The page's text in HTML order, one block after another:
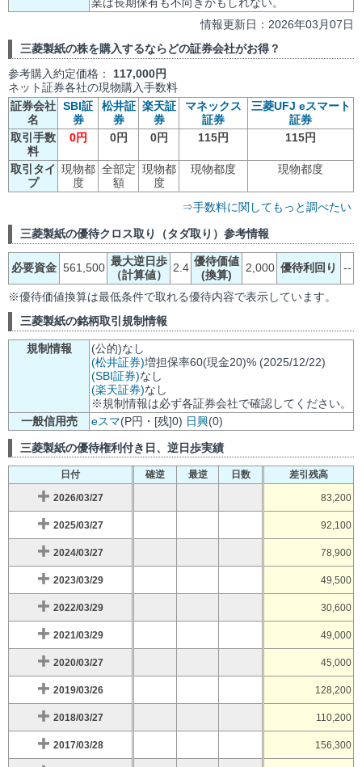
情報更新日：2026年03月07日
三菱製紙の株を購入するならどの証券会社がお得？
参考購入約定価格： 117,000円
ネット証券各社の現物購入手数料
証券会社
名
SBI証
券
松井証
券
楽天証
券
マネックス
証券
三菱UFJ eスマート
証券
取引手数
料
0円 0円 0円 115円 115円
取引タイ
プ
現物都
度
全部定
額
現物都
度
現物都度 現物都度
⇒手数料に関してもっと調べたい
三菱製紙の優待クロス取り（タダ取り）参考情報
必要資金 561,500 最大逆日歩
（計算値）
2.4 優待価値
(換算)
2,000 優待利回り --
※優待価値換算は最低条件で取れる優待内容で表示しています。
三菱製紙の銘柄取引規制情報
規制情報
(公的)なし
(松井証券)増担保率60(現金20)% (2025/12/22)
(SBI証券)なし
(楽天証券)なし
※規制情報は必ず各証券会社で確認してください。
一般信用売
eスマ(P円・[残]0) 日興(0)
三菱製紙の優待権利付き日、逆日歩実績
日付 確逆 最逆 日数 差引残高
2026/03/27 83,200
2025/03/27 92,100
2024/03/27 78,900
2023/03/29 49,500
2022/03/29 30,600
2021/03/29 49,000
2020/03/27 45,000
2019/03/26 128,200
2018/03/27 110,200
2017/03/28 156,300